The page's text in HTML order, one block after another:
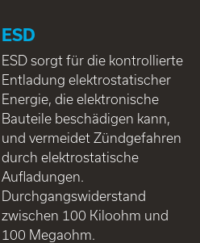
ESD
ESD sorgt für die kontrollierte
Entladung elektrostatischer
Energie, die elektronische
Bauteile beschädigen kann,
und vermeidet Zündgefahren
durch elektrostatische
Aufladungen.
Durchgangswiderstand
zwischen 100 Kiloohm und
100 Megaohm.